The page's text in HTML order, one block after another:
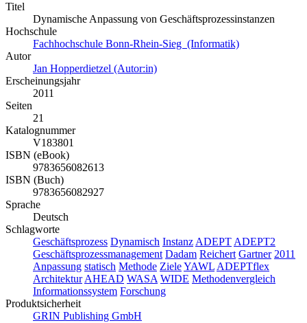
Titel
Dynamische Anpassung von Geschäftsprozessinstanzen
Hochschule
Fachhochschule Bonn-Rhein-Sieg (Informatik)
Autor
Jan Hopperdietzel (Autor:in)
Erscheinungsjahr
2011
Seiten
21
Katalognummer
V183801
ISBN (eBook)
9783656082613
ISBN (Buch)
9783656082927
Sprache
Deutsch
Schlagworte
Geschäftsprozess Dynamisch Instanz ADEPT ADEPT2
Geschäftsprozessmanagement Dadam Reichert Gartner 2011
Anpassung statisch Methode ZieleYAWL ADEPTflex
Architektur AHEAD WASA WIDE Methodenvergleich
Informationssystem Forschung
Produktsicherheit
GRIN Publishing GmbH